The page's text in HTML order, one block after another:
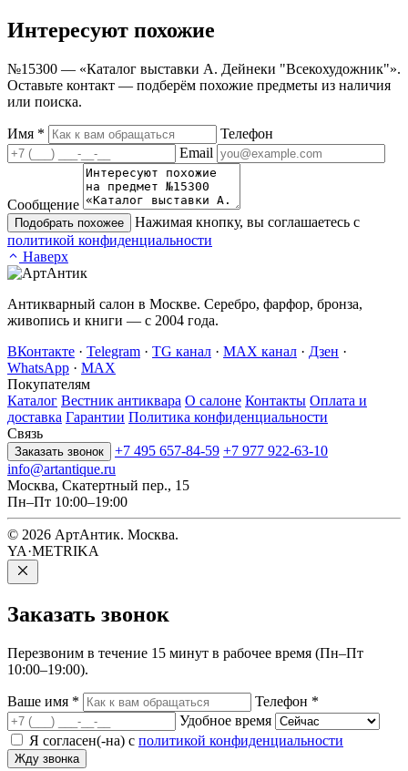
Интересуют похожие
№15300 — «Каталог выставки А. Дейнеки "Всекохудожник"».
Оставьте контакт — подберём похожие предметы из наличия
или поиска.
Имя *
Телефон
Email
Сообщение
Подобрать похожее
Нажимая кнопку, вы соглашаетесь с
политикой конфиденциальности
Наверх
Антикварный салон в Москве. Серебро, фарфор, бронза,
живопись и книги — с 2004 года.
ВКонтакте · Telegram · TG канал · MAX канал · Дзен ·
WhatsApp · MAX
Покупателям
Каталог Вестник антиквара О салоне Контакты Оплата и
доставка Гарантии Политика конфиденциальности
Связь
Заказать звонок +7 495 657-84-59 +7 977 922-63-10
info@artantique.ru
Москва, Скатертный пер., 15
Пн–Пт 10:00–19:00
© 2026 АртАнтик. Москва.
YA·METRIKA
Заказать звонок
Перезвоним в течение 15 минут в рабочее время (Пн–Пт
10:00–19:00).
Ваше имя * Телефон *
Удобное время
Я согласен(-на) с политикой конфиденциальности
Жду звонка